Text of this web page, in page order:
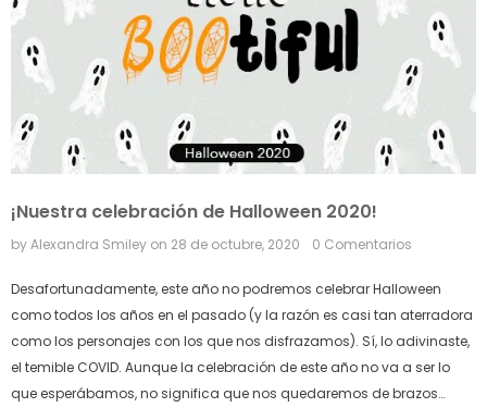
¡Nuestra celebración de Halloween 2020!
by Alexandra Smiley on 28 de octubre, 2020 0 Comentarios
Desafortunadamente, este año no podremos celebrar Halloween
como todos los años en el pasado (y la razón es casi tan aterradora
como los personajes con los que nos disfrazamos). Sí, lo adivinaste,
el temible COVID. Aunque la celebración de este año no va a ser lo
que esperábamos, no significa que nos quedaremos de brazos